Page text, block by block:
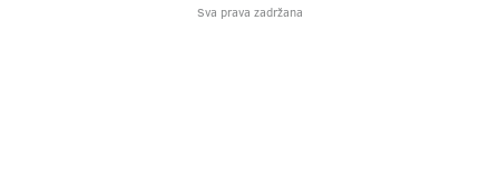
Sva prava zadržana